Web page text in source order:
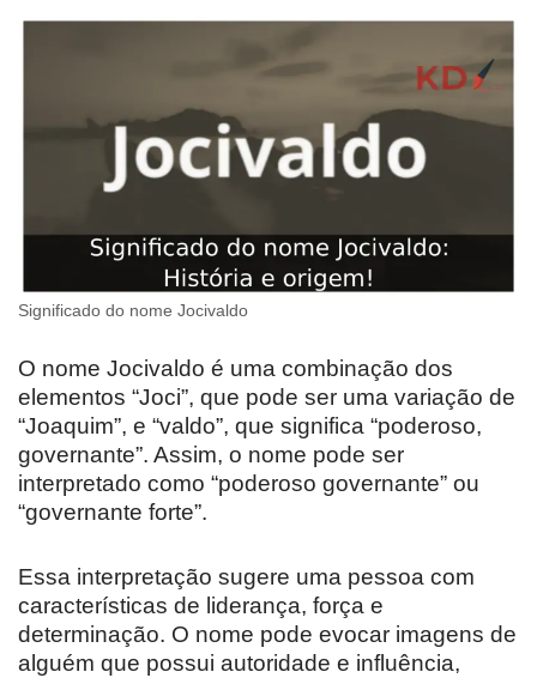
Significado do nome Jocivaldo
O nome Jocivaldo é uma combinação dos
elementos “Joci”, que pode ser uma variação de
“Joaquim”, e “valdo”, que significa “poderoso,
governante”. Assim, o nome pode ser
interpretado como “poderoso governante” ou
“governante forte”.
Essa interpretação sugere uma pessoa com
características de liderança, força e
determinação. O nome pode evocar imagens de
alguém que possui autoridade e influência,